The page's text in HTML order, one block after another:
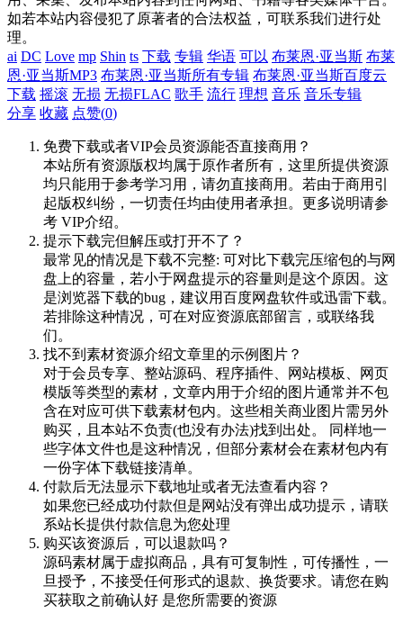
如若本站内容侵犯了原著者的合法权益，可联系我们进行处
理。
ai DC Love mp Shin ts 下载 专辑 华语 可以 布莱恩·亚当斯 布莱
恩·亚当斯MP3 布莱恩·亚当斯所有专辑 布莱恩·亚当斯百度云
下载 摇滚 无损 无损FLAC 歌手 流行 理想 音乐 音乐专辑
分享 收藏 点赞(0)
免费下载或者VIP会员资源能否直接商用？
本站所有资源版权均属于原作者所有，这里所提供资源
均只能用于参考学习用，请勿直接商用。若由于商用引
起版权纠纷，一切责任均由使用者承担。更多说明请参
考 VIP介绍。
提示下载完但解压或打开不了？
最常见的情况是下载不完整: 可对比下载完压缩包的与网
盘上的容量，若小于网盘提示的容量则是这个原因。这
是浏览器下载的bug，建议用百度网盘软件或迅雷下载。
若排除这种情况，可在对应资源底部留言，或联络我
们。
找不到素材资源介绍文章里的示例图片？
对于会员专享、整站源码、程序插件、网站模板、网页
模版等类型的素材，文章内用于介绍的图片通常并不包
含在对应可供下载素材包内。这些相关商业图片需另外
购买，且本站不负责(也没有办法)找到出处。 同样地一
些字体文件也是这种情况，但部分素材会在素材包内有
一份字体下载链接清单。
付款后无法显示下载地址或者无法查看内容？
如果您已经成功付款但是网站没有弹出成功提示，请联
系站长提供付款信息为您处理
购买该资源后，可以退款吗？
源码素材属于虚拟商品，具有可复制性，可传播性，一
旦授予，不接受任何形式的退款、换货要求。请您在购
买获取之前确认好 是您所需要的资源